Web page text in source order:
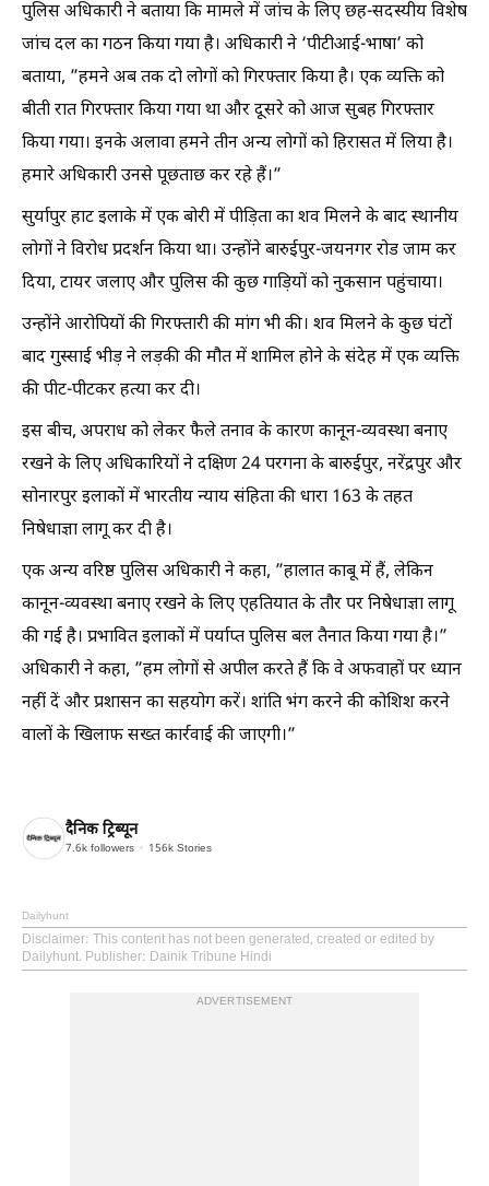
पुलिस अधिकारी ने बताया कि मामले में जांच के लिए छह-सदस्यीय विशेष
जांच दल का गठन किया गया है। अधिकारी ने ‘पीटीआई-भाषा’ को
बताया, ”हमने अब तक दो लोगों को गिरफ्तार किया है। एक व्यक्ति को
बीती रात गिरफ्तार किया गया था और दूसरे को आज सुबह गिरफ्तार
किया गया। इनके अलावा हमने तीन अन्य लोगों को हिरासत में लिया है।
हमारे अधिकारी उनसे पूछताछ कर रहे हैं।”
सुर्यापुर हाट इलाके में एक बोरी में पीड़िता का शव मिलने के बाद स्थानीय
लोगों ने विरोध प्रदर्शन किया था। उन्होंने बारुईपुर-जयनगर रोड जाम कर
दिया, टायर जलाए और पुलिस की कुछ गाड़ियों को नुकसान पहुंचाया।
उन्होंने आरोपियों की गिरफ्तारी की मांग भी की। शव मिलने के कुछ घंटों
बाद गुस्साई भीड़ ने लड़की की मौत में शामिल होने के संदेह में एक व्यक्ति
की पीट-पीटकर हत्या कर दी।
इस बीच, अपराध को लेकर फैले तनाव के कारण कानून-व्यवस्था बनाए
रखने के लिए अधिकारियों ने दक्षिण 24 परगना के बारुईपुर, नरेंद्रपुर और
सोनारपुर इलाकों में भारतीय न्याय संहिता की धारा 163 के तहत
निषेधाज्ञा लागू कर दी है।
एक अन्य वरिष्ठ पुलिस अधिकारी ने कहा, ”हालात काबू में हैं, लेकिन
कानून-व्यवस्था बनाए रखने के लिए एहतियात के तौर पर निषेधाज्ञा लागू
की गई है। प्रभावित इलाकों में पर्याप्त पुलिस बल तैनात किया गया है।”
अधिकारी ने कहा, ”हम लोगों से अपील करते हैं कि वे अफवाहों पर ध्यान
नहीं दें और प्रशासन का सहयोग करें। शांति भंग करने की कोशिश करने
वालों के खिलाफ सख्त कार्रवाई की जाएगी।”
दैनिक ट्रिब्यून
7.6k followers 156k Stories
Dailyhunt
Disclaimer: This content has not been generated, created or edited by
Dailyhunt. Publisher: Dainik Tribune Hindi
ADVERTISEMENT